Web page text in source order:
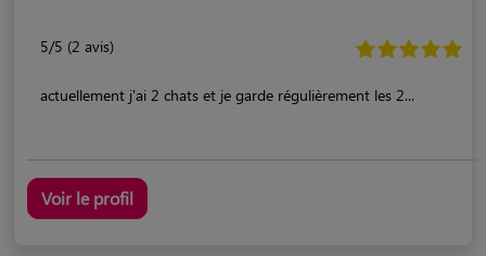
5/5 (2 avis)
actuellement j'ai 2 chats et je garde régulièrement les 2...
Voir le profil